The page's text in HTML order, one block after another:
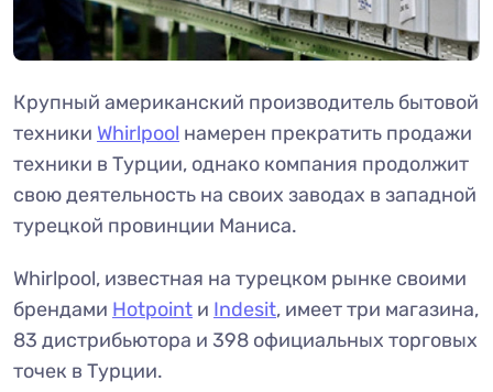
Крупный американский производитель бытовой
техники Whirlpool намерен прекратить продажи
техники в Турции, однако компания продолжит
свою деятельность на своих заводах в западной
турецкой провинции Маниса.
Whirlpool, известная на турецком рынке своими
брендами Hotpoint и Indesit, имеет три магазина,
83 дистрибьютора и 398 официальных торговых
точек в Турции.